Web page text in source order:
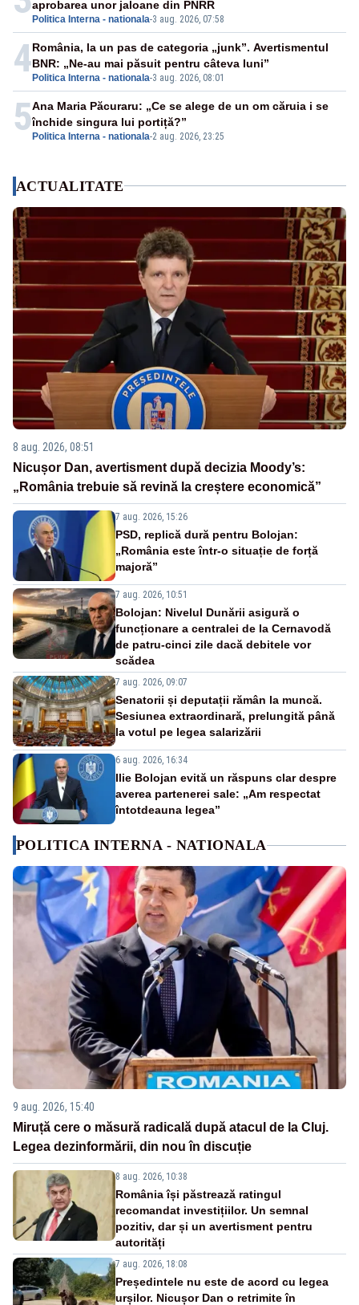
Politica Interna - nationala-3 aug. 2026, 07:58
aprobarea unor jaloane din PNRR
4Politica Interna - nationala-3 aug. 2026, 08:01
România, la un pas de categoria „junk”. Avertismentul
BNR: „Ne-au mai păsuit pentru câteva luni”
5Politica Interna - nationala-2 aug. 2026, 23:25
Ana Maria Păcuraru: „Ce se alege de un om căruia i se
închide singura lui portiță?”
ACTUALITATE
8 aug. 2026, 08:51
Nicușor Dan, avertisment după decizia Moody’s:
„România trebuie să revină la creștere economică”
7 aug. 2026, 15:26
PSD, replică dură pentru Bolojan:
„România este într-o situație de forță
majoră”
7 aug. 2026, 10:51
Bolojan: Nivelul Dunării asigură o
funcționare a centralei de la Cernavodă
de patru-cinci zile dacă debitele vor
scădea
7 aug. 2026, 09:07
Senatorii și deputații rămân la muncă.
Sesiunea extraordinară, prelungită până
la votul pe legea salarizării
6 aug. 2026, 16:34
Ilie Bolojan evită un răspuns clar despre
averea partenerei sale: „Am respectat
întotdeauna legea”
POLITICA INTERNA - NATIONALA
9 aug. 2026, 15:40
Miruță cere o măsură radicală după atacul de la Cluj.
Legea dezinformării, din nou în discuție
8 aug. 2026, 10:38
România își păstrează ratingul
recomandat investițiilor. Un semnal
pozitiv, dar și un avertisment pentru
autorități
7 aug. 2026, 18:08
Președintele nu este de acord cu legea
urșilor. Nicușor Dan o retrimite în